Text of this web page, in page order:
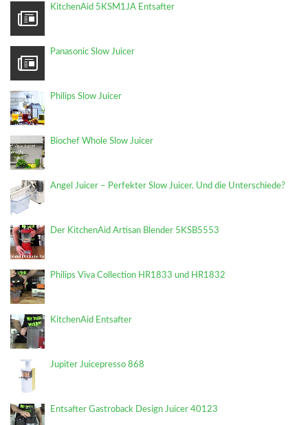
KitchenAid 5KSM1JA Entsafter
Panasonic Slow Juicer
Philips Slow Juicer
Biochef Whole Slow Juicer
Angel Juicer – Perfekter Slow Juicer. Und die Unterschiede?
Der KitchenAid Artisan Blender 5KSB5553
Philips Viva Collection HR1833 und HR1832
KitchenAid Entsafter
Jupiter Juicepresso 868
Entsafter Gastroback Design Juicer 40123